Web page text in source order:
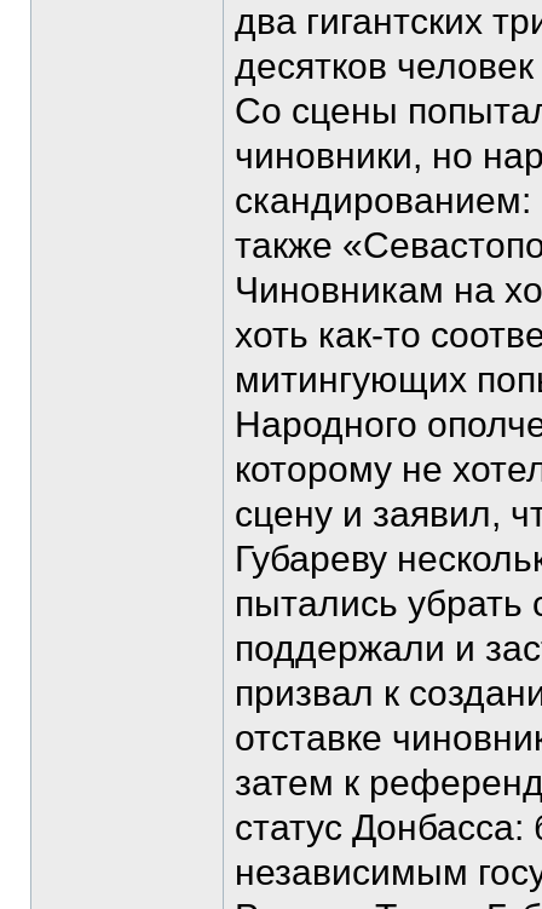
два гигантских
десятков
Со сцены
чиновники, но
скандированием:
также
Чиновникам на
хоть как-то
митингующих
Народного
которому не
сцену и заявил,
Губареву
пытались убрать
поддержали и
призвал к
отставке
затем к
статус
независимым